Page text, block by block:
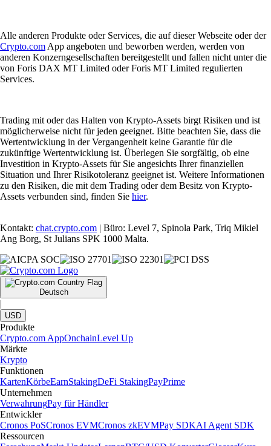
Alle anderen Produkte oder Services, die auf dieser Webseite oder der
Crypto.com App angeboten und beworben werden, werden von
anderen Konzerngesellschaften bereitgestellt und fallen nicht unter die
von Foris DAX MT Limited oder Foris MT Limited regulierten
Services.
Trading mit oder das Halten von Krypto-Assets birgt Risiken und ist
möglicherweise nicht für jeden geeignet. Bitte beachten Sie, dass die
Wertentwicklung in der Vergangenheit keine Garantie für die
zukünftige Wertentwicklung ist. Überlegen Sie sorgfältig, ob eine
Investition in Krypto-Assets für Sie angesichts Ihrer finanziellen
Situation und Ihrer Risikotoleranz geeignet ist. Weitere Informationen
zu den Risiken, die mit dem Trading oder dem Besitz von Krypto-
Assets verbunden sind, finden Sie hier.
Kontakt: chat.crypto.com | Büro: Level 7, Spinola Park, Triq Mikiel
Ang Borg, St Julians SPK 1000 Malta.
Deutsch
|
USD
Produkte
Crypto.com AppOnchainLevel Up
Märkte
Krypto
Funktionen
KartenKörbeEarnStakingDeFi StakingPayPrime
Unternehmen
VerwahrungPay für Händler
Entwickler
Cronos PoSCronos EVMCronos zkEVMPay SDKAI Agent SDK
Ressourcen